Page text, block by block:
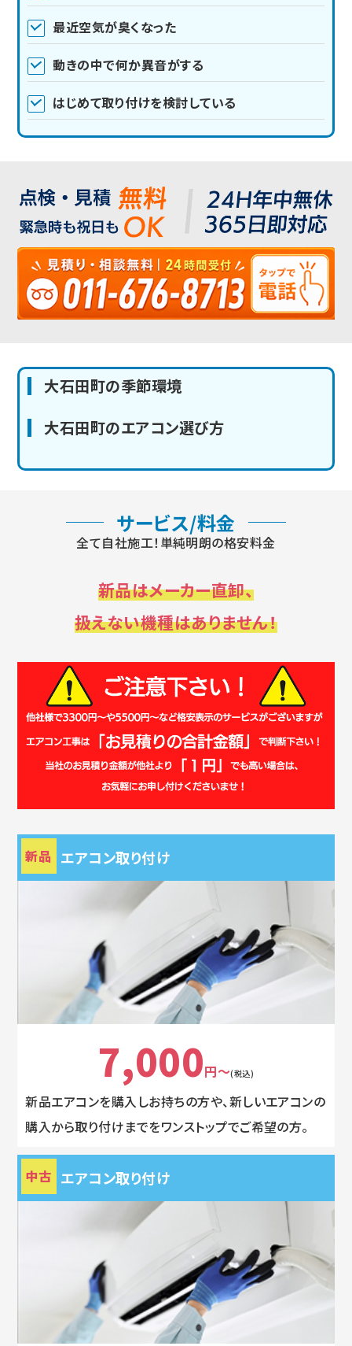
最近空気が臭くなった
動きの中で何か異音がする
はじめて取り付けを検討している
大石田町の季節環境
大石田町のエアコン選び方
サービス/料金
全て自社施工！単純明朗の格安料金
新品はメーカー直卸、
扱えない機種はありません！
新品 エアコン取り付け
7,000円～(税込)
新品エアコンを購入しお持ちの方や、新しいエアコンの
購入から取り付けまでをワンストップでご希望の方。
中古 エアコン取り付け